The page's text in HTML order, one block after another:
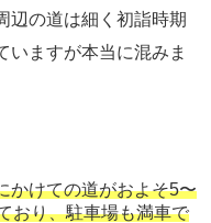
辺の道は細く初詣時期
いますが本当に混みま
かけての道がおよそ5〜
おり、駐車場も満車で